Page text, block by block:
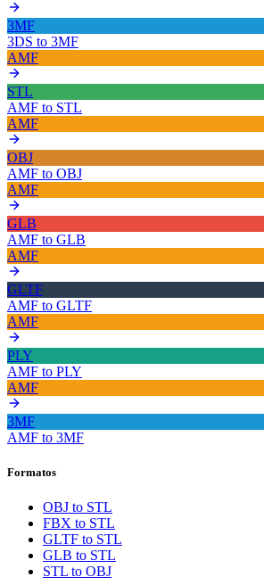
3MF
3DS to 3MF
AMF
STL
AMF to STL
AMF
OBJ
AMF to OBJ
AMF
GLB
AMF to GLB
AMF
GLTF
AMF to GLTF
AMF
PLY
AMF to PLY
AMF
3MF
AMF to 3MF
Formatos
OBJ to STL
FBX to STL
GLTF to STL
GLB to STL
STL to OBJ